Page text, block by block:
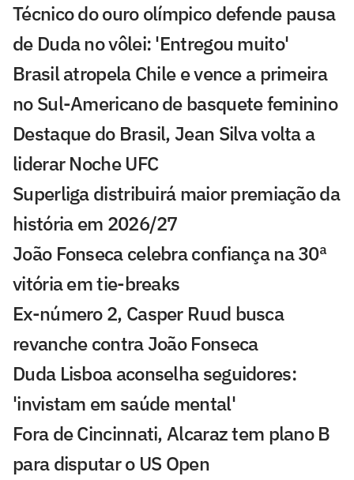
Técnico do ouro olímpico defende pausa
de Duda no vôlei: 'Entregou muito'
Brasil atropela Chile e vence a primeira
no Sul-Americano de basquete feminino
Destaque do Brasil, Jean Silva volta a
liderar Noche UFC
Superliga distribuirá maior premiação da
história em 2026/27
João Fonseca celebra confiança na 30ª
vitória em tie-breaks
Ex-número 2, Casper Ruud busca
revanche contra João Fonseca
Duda Lisboa aconselha seguidores:
'invistam em saúde mental'
Fora de Cincinnati, Alcaraz tem plano B
para disputar o US Open